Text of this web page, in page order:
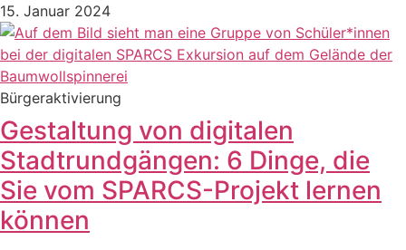
15. Januar 2024
Bürgeraktivierung
Gestaltung von digitalen
Stadtrundgängen: 6 Dinge, die
Sie vom SPARCS-Projekt lernen
können